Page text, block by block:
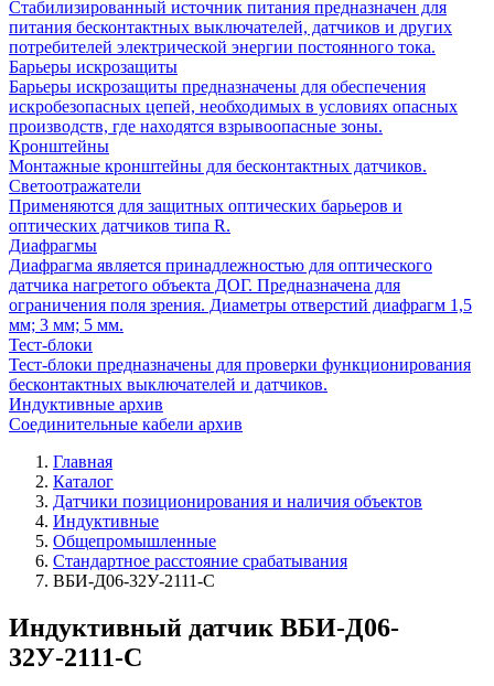
Стабилизированный источник питания предназначен для
питания бесконтактных выключателей, датчиков и других
потребителей электрической энергии постоянного тока.
Барьеры искрозащиты
Барьеры искрозащиты предназначены для обеспечения
искробезопасных цепей, необходимых в условиях опасных
производств, где находятся взрывоопасные зоны.
Кронштейны
Монтажные кронштейны для бесконтактных датчиков.
Светоотражатели
Применяются для защитных оптических барьеров и
оптических датчиков типа R.
Диафрагмы
Диафрагма является принадлежностью для оптического
датчика нагретого объекта ДОГ. Предназначена для
ограничения поля зрения. Диаметры отверстий диафрагм 1,5
мм; 3 мм; 5 мм.
Тест-блоки
Тест-блоки предназначены для проверки функционирования
бесконтактных выключателей и датчиков.
Индуктивные архив
Соединительные кабели архив
Главная
Каталог
Датчики позиционирования и наличия объектов
Индуктивные
Общепромышленные
Стандартное расстояние срабатывания
ВБИ-Д06-32У-2111-С
Индуктивный датчик ВБИ-Д06-
32У-2111-С